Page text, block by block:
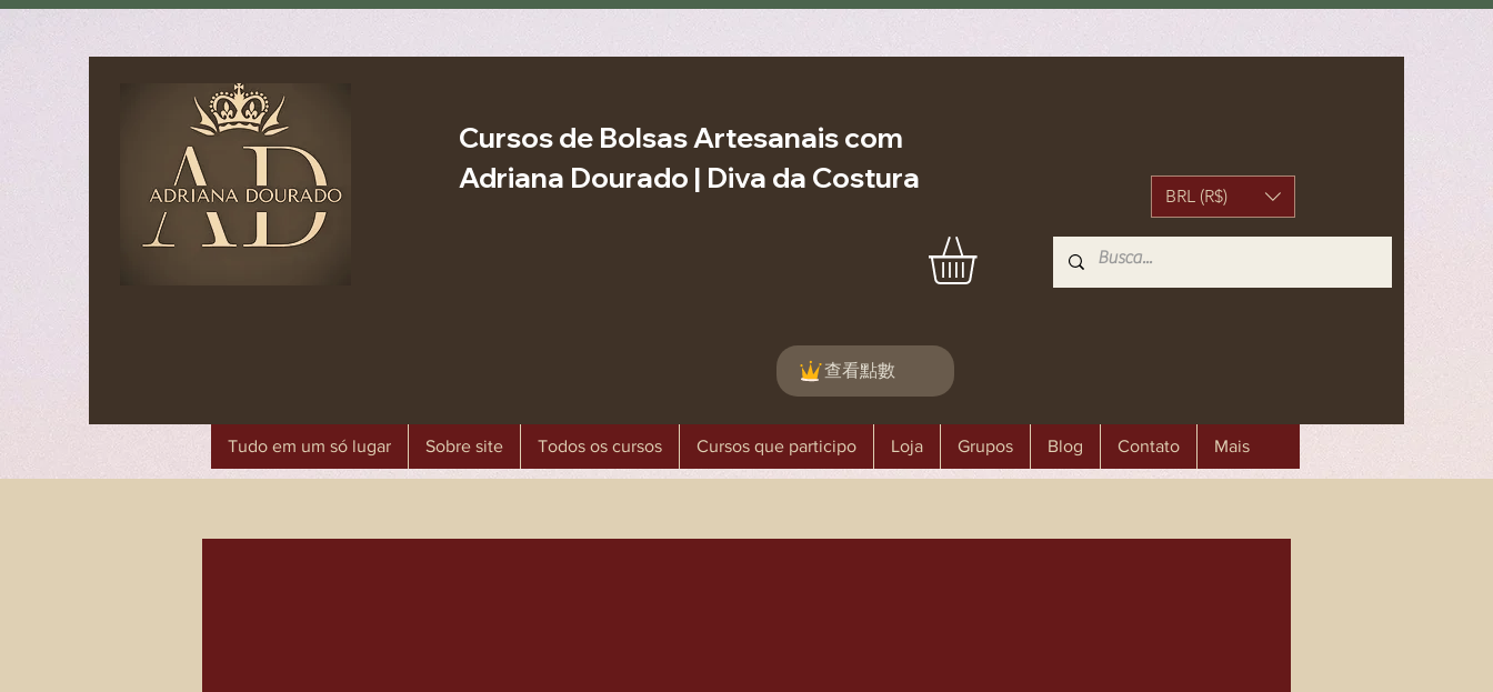
Cursos de Bolsas Artesanais com
Adriana Dourado | Diva da Costura
BRL (R$)
查看點數
Tudo em um só lugar Sobre site Todos os cursos Cursos que participo Loja Grupos Blog Contato Mais